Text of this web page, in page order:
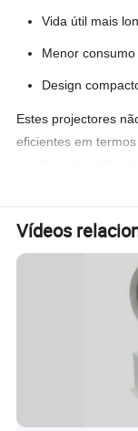
Vida útil mais
Menor
Design
Estes projectores
eficientes em
SAR, barcos de
superiates, e barcos
versão de câmara
de 30
, o LCD
profissionais de
Vídeos